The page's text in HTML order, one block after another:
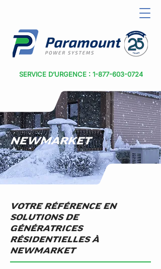
SERVICE D’URGENCE : 1-877-603-0724
NEWMARKET
VOTRE RÉFÉRENCE EN
SOLUTIONS DE
GÉNÉRATRICES
RÉSIDENTIELLES À
NEWMARKET